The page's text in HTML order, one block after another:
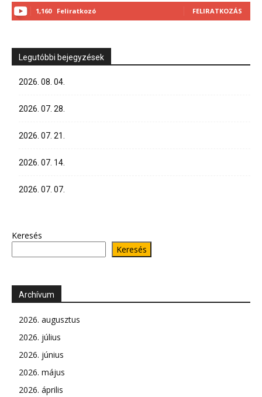
1,160 Feliratkozó FELIRATKOZÁS
Legutóbbi bejegyzések
2026. 08. 04.
2026. 07. 28.
2026. 07. 21.
2026. 07. 14.
2026. 07. 07.
Keresés
Keresés
Archívum
2026. augusztus
2026. július
2026. június
2026. május
2026. április